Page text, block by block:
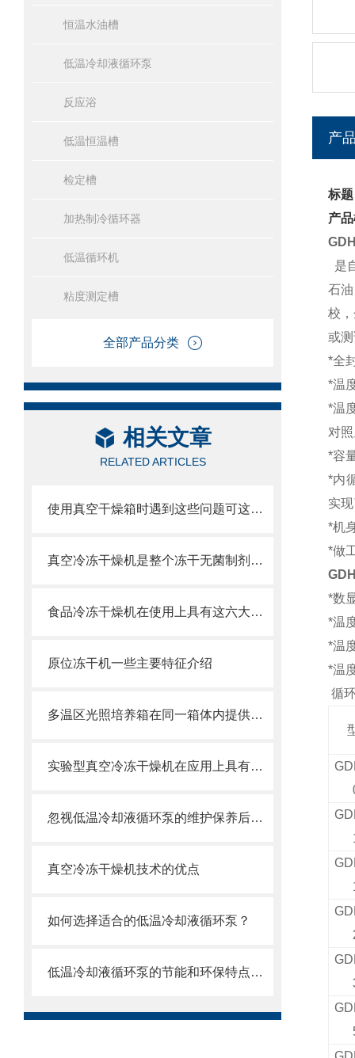
恒温水油槽
低温冷却液循环泵
反应浴
低温恒温槽
检定槽
加热制冷循环器
低温循环机
粘度测定槽
全部产品分类
相关文章
RELATED ARTICLES
使用真空干燥箱时遇到这些问题可这样处理
真空冷冻干燥机是整个冻干无菌制剂流程中的核心设备
食品冷冻干燥机在使用上具有这六大特点你都知道吗？
原位冻干机一些主要特征介绍
多温区光照培养箱在同一箱体内提供多个独立温区
实验型真空冷冻干燥机在应用上具有哪些技术特点？
忽视低温冷却液循环泵的维护保养后果很严重
真空冷冻干燥机技术的优点
如何选择适合的低温冷却液循环泵？
低温冷却液循环泵的节能和环保特点是什么？如何实现节能和环保？
产
标
产
是
石
校
或
*全
*温
*温
对
*容
*内
实
*机
*做
*数
*温
*温
*温
循